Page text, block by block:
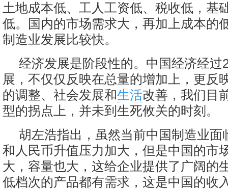
土地成本低、工人工资低、税收低，基
低。国内的市场需求大，再加上成本的
制造业发展比较快。
经济发展是阶段性的。中国经济经过
展，不仅仅反映在总量的增加上，更反
的调整、社会发展和生活改善，我们目
型的拐点上，并未到生死攸关的时刻。
胡左浩指出，虽然当前中国制造业面
和人民币升值压力加大，但是中国的市
大，容量也大，这给企业提供了广阔的
低档次的产品都有需求，这是中国的收